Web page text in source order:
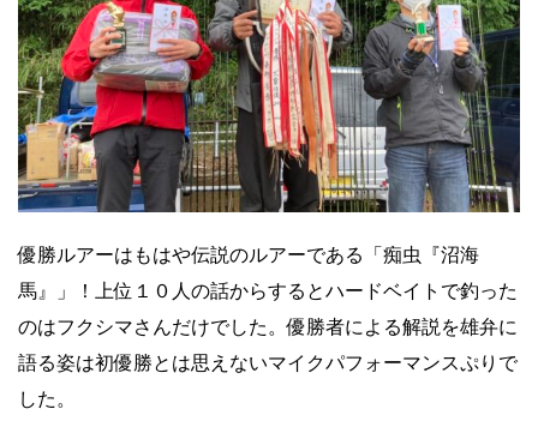
優勝ルアーはもはや伝説のルアーである「痴虫『沼海
馬』」！上位１０人の話からするとハードベイトで釣った
のはフクシマさんだけでした。優勝者による解説を雄弁に
語る姿は初優勝とは思えないマイクパフォーマンスぷりで
した。